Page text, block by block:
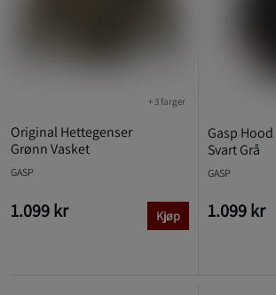
Original Hettegenser
Grønn Vasket
+ 3 farger
GASP
1.099 kr Kjøp
Gasp
Svart Grå
GASP
1.099 kr